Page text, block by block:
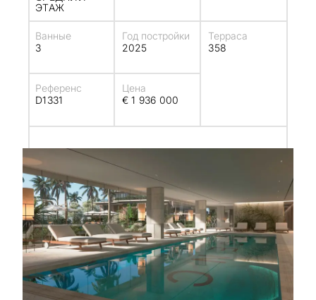
ЭТАЖ
Ванные
3
Год постройки
2025
Терраса
358
Референс
D1331
Цена
€ 1 936 000